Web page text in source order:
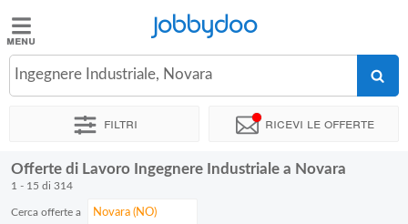
Jobbydoo
Offerte
Stipendi
Jobbydoo
Ingegnere Industriale, Novara
Filtri Ricevi le offerte
Offerte di Lavoro Ingegnere Industriale a Novara
1 - 15 di 314
Cerca offerte a